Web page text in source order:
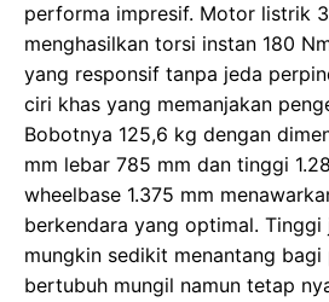
performa impresif. Motor listrik
menghasilkan torsi instan 180
yang responsif tanpa jeda
ciri khas yang memanjakan
Bobotnya 125,6 kg dengan
mm lebar 785 mm dan tinggi
wheelbase 1.375 mm
berkendara yang optimal. Tinggi
mungkin sedikit menantang bagi
bertubuh mungil namun tetap